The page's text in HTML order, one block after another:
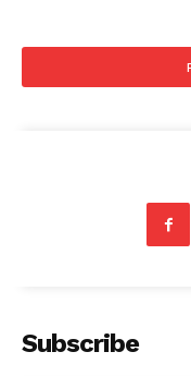
Subscribe